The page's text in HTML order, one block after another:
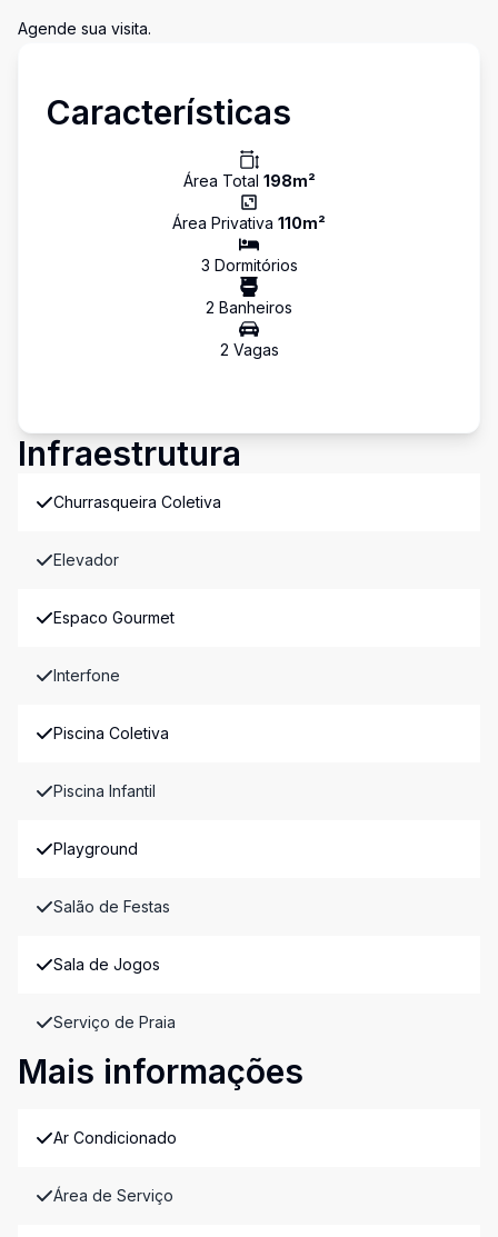
Agende sua visita.
Características
Área Total 198m²
Área Privativa 110m²
3 Dormitórios
2 Banheiros
2 Vagas
Infraestrutura
Churrasqueira Coletiva
Elevador
Espaco Gourmet
Interfone
Piscina Coletiva
Piscina Infantil
Playground
Salão de Festas
Sala de Jogos
Serviço de Praia
Mais informações
Ar Condicionado
Área de Serviço